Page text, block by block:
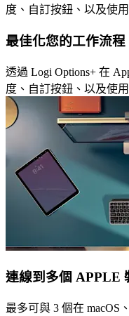
度、自訂按鈕、以及使
最佳化您的工作流程
透過 Logi Options+ 在
度、自訂按鈕、以及使
連線到多個 APPLE
最多可與 3 個在 macOS